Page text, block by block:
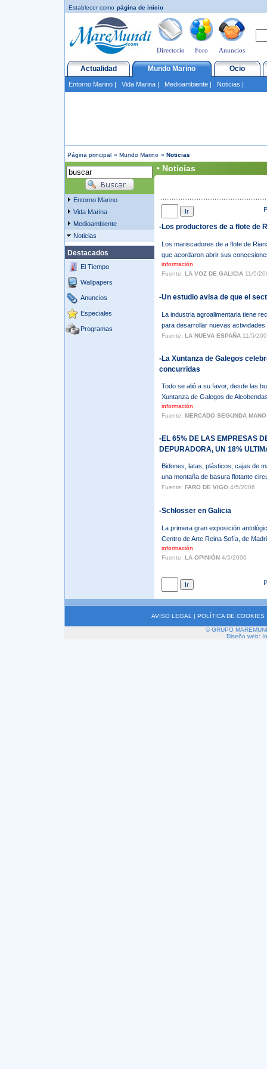
Establecer como página de inicio
Directorio Foro Anuncios
Actualidad Mundo Marino Ocio
Entorno Marino| Vida Marina| Medioambiente| Noticias |
Página principal » Mundo Marino » Noticias
Entorno Marino
Vida Marina
Medioambiente
Noticias
Destacados
El Tiempo
Wallpapers
Anuncios
Especiales
Programas
• Noticias
-Los productores de a flote de
Los mariscadores de a flote de
que acordaron abrir sus
información
Fuente: LA VOZ DE GALICIA11/5/
-Un estudio avisa de que el
La industria agroalimentaria tiene
para desarrollar nuevas
Fuente: LA NUEVA ESPAÑA11/5/
-La Xuntanza de Galegos
concurridas
Todo se alió a su favor, desde las
Xuntanza de Galegos de
información
Fuente: MERCADO SEGUNDA MANO
-EL 65% DE LAS EMPRESAS
DEPURADORA, UN 18%
Bidones, latas, plásticos, cajas de
una montaña de basura flotante
Fuente: FARO DE VIGO4/5/2006
-Schlosser en Galicia
La primera gran exposición
Centro de Arte Reina Sofía, de
información
Fuente: LA OPINIÓN4/5/2006
AVISO LEGAL | POLÍTICA DE COOKIES
© GRUPO
Diseño web: